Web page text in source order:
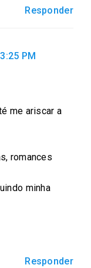
Responder
PM
me ariscar a
romances
minha
Responder